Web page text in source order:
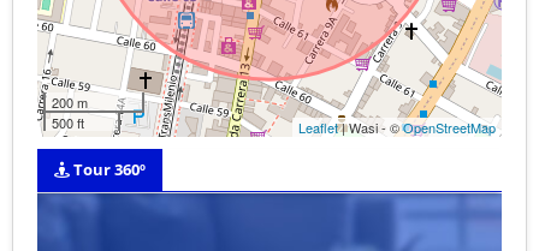
200 m
500 ft
Leaflet| Wasi - ©OpenStreetMap
Tour 360º